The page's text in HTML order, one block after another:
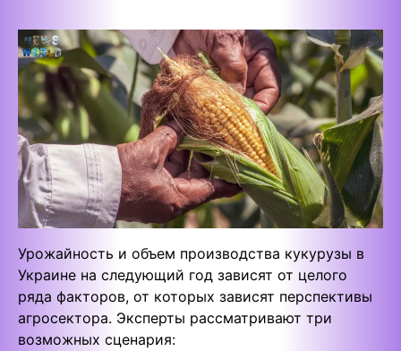
Урожайность и объем производства кукурузы в
Украине на следующий год зависят от целого
ряда факторов, от которых зависят перспективы
агросектора. Эксперты рассматривают три
возможных сценария: